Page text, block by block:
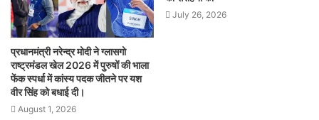
प्रधानमंत्री नरेन्द्र मोदी ने ग्लासगो
राष्ट्रमंडल खेल 2026 में पुरुषों की भाला
फेंक स्पर्धा में कांस्य पदक जीतने पर यश
वीर सिंह को बधाई दी।
August 1, 2026
July 26, 2026